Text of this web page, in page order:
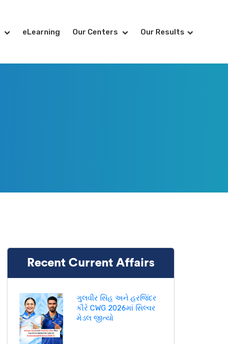
eLearning Our Centers Our Results
Recent Current Affairs
ગુલવીર સિંહ અને હરજિંદર
કૌરે CWG 2026માં સિલ્વર
મેડલ જીત્યો